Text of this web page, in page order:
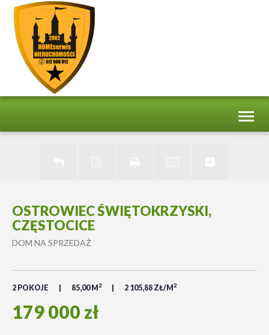
OSTROWIEC ŚWIĘTOKRZYSKI,
CZĘSTOCICE
DOM NA SPRZEDAŻ
2 POKOJE 85,00 M 2 2 105,88 ZŁ/M 2
179 000 zł